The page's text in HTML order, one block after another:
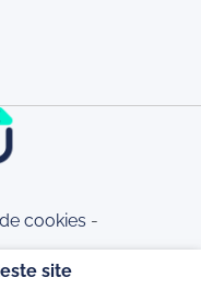
cookies -
site